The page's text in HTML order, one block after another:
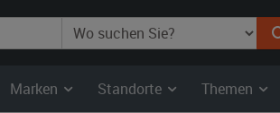
Marken Standorte Themen